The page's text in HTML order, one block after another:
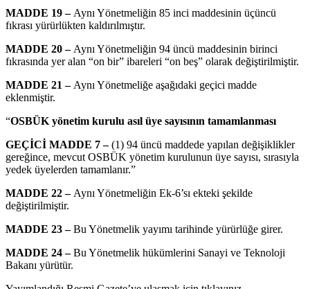
MADDE 19 – Aynı Yönetmeliğin 85 inci maddesinin üçüncü
fıkrası yürürlükten kaldırılmıştır.
MADDE 20 – Aynı Yönetmeliğin 94 üncü maddesinin birinci
fıkrasında yer alan “on bir” ibareleri “on beş” olarak değiştirilmiştir.
MADDE 21 – Aynı Yönetmeliğe aşağıdaki geçici madde
eklenmiştir.
“OSBÜK yönetim kurulu asıl üye sayısının tamamlanması
GEÇİCİ MADDE 7 –(1) 94 üncü maddede yapılan değişiklikler
gereğince, mevcut OSBÜK yönetim kurulunun üye sayısı, sırasıyla
yedek üyelerden tamamlanır.”
MADDE 22 – Aynı Yönetmeliğin Ek-6’sı ekteki şekilde
değiştirilmiştir.
MADDE 23 –Bu Yönetmelik yayımı tarihinde yürürlüğe girer.
MADDE 24 –Bu Yönetmelik hükümlerini Sanayi ve Teknoloji
Bakanı yürütür.